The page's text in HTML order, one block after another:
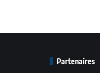
Partenaires